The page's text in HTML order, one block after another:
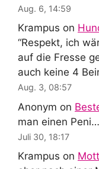
Aug. 6, 14:59
Krampus on
“Respekt, ich
auf die Fresse
auch keine 4
Aug. 3, 08:57
Anonym on
man einen
Juli 30, 18:17
Krampus on